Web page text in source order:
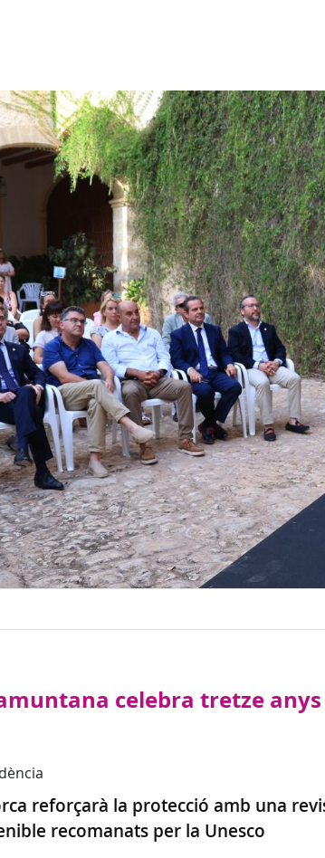
celebra tretze
reforçarà la protecció amb una
recomanats per la Unesco